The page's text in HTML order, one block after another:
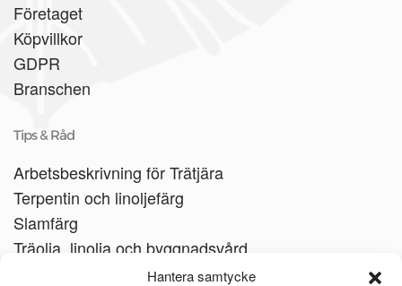
Hantera samtycke
Företaget
Köpvillkor
GDPR
Branschen
Tips & Råd
Arbetsbeskrivning för Trätjära
Terpentin och linoljefärg
Slamfärg
Träolja, linolja och byggnadsvård